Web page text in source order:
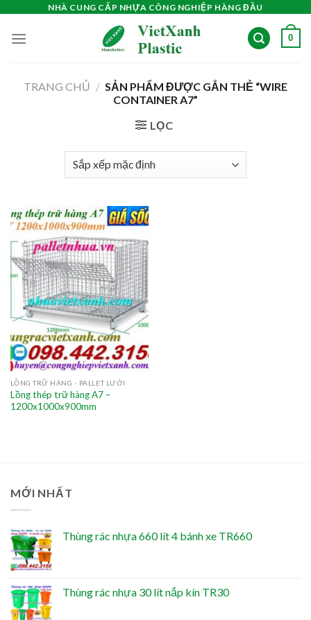
content
NHÀ CUNG CẤP NHỰA CÔNG NGHIỆP HÀNG ĐẦU
0
TRANG CHỦ / SẢN PHẨM ĐƯỢC GẮN THẺ “WIRE
CONTAINER A7”
LỌC
LỒNG TRỮ HÀNG - PALLET LƯỚI
Lồng thép trữ hàng A7 –
1200x1000x900mm
MỚI NHẤT
Thùng rác nhựa 660 lít 4 bánh xe TR660
Thùng rác nhựa 30 lít nắp kín TR30